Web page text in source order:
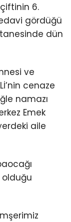
6.
gördüğü
dün
ve
cenaze
namazı
Emek
aile
olduğu